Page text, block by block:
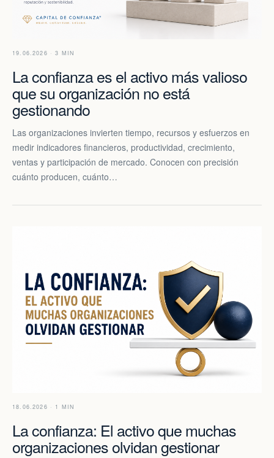
19.06.2026 · 3 MIN
La confianza es el activo más valioso
que su organización no está
gestionando
Las organizaciones invierten tiempo, recursos y esfuerzos en
medir indicadores financieros, productividad, crecimiento,
ventas y participación de mercado. Conocen con precisión
cuánto producen, cuánto…
18.06.2026 · 1 MIN
La confianza: El activo que muchas
organizaciones olvidan gestionar